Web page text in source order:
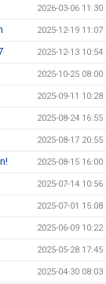
2026-03-06 11:30
2025-12-19 11:07
2025-12-13 10:54
2025-10-25 08:00
2025-09-11 10:28
2025-08-24 16:55
2025-08-17 20:55
2025-08-15 16:00
2025-07-14 10:56
2025-07-01 15:08
2025-06-09 10:22
2025-05-28 17:45
2025-04-30 08:03